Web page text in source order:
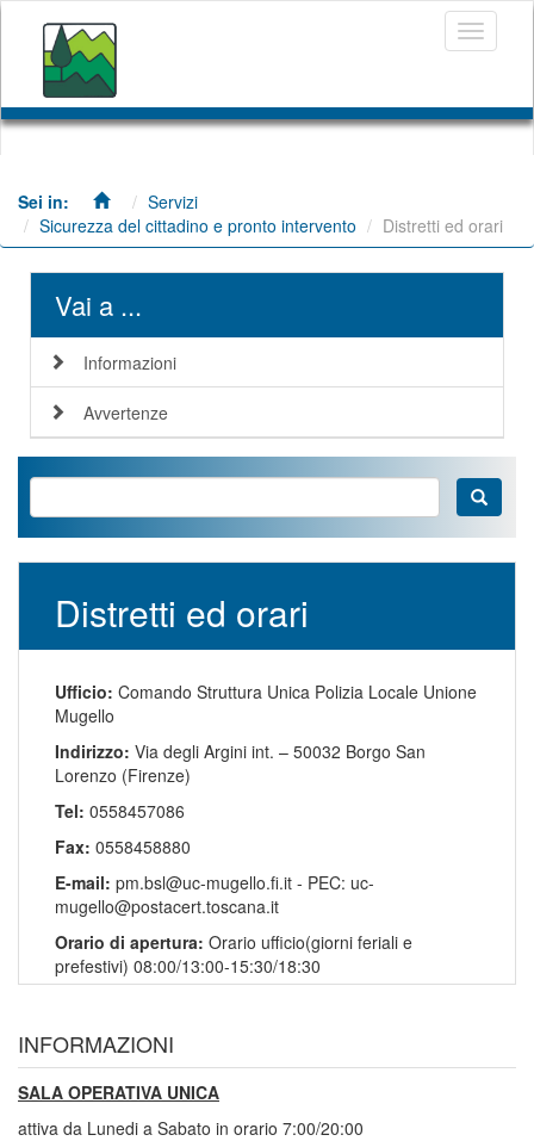
Salta
contenuto
principale
Toggle
Servizi
Sicurezza del cittadino e pronto intervento
Distretti ed orari
Vai a ...
Informazioni
Avvertenze
Distretti ed orari
Ufficio: Comando Struttura Unica Polizia Locale Unione
Mugello
Indirizzo: Via degli Argini int. – 50032 Borgo San
Lorenzo (Firenze)
Tel: 0558457086
Fax: 0558458880
E-mail: pm.bsl@uc-mugello.fi.it - PEC: uc-
mugello@postacert.toscana.it
Orario di apertura: Orario ufficio(giorni feriali e
prefestivi) 08:00/13:00-15:30/18:30
INFORMAZIONI
SALA OPERATIVA UNICA
attiva da Lunedi a Sabato in orario 7:00/20:00